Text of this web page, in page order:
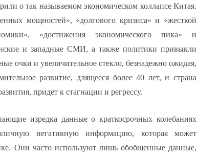
о так называемом экономическом коллапсе Китая.
мощностей», «долгового кризиса» и «жесткой
«достижения экономического пика» и
и западные СМИ, а также политики привыкли
очки и увеличительное стекло, безнадежно ожидая,
развитие, длящееся более 40 лет, и страна
придет к стагнации и регрессу.
изредка данные о краткосрочных колебаниях
негативную информацию, которая может
Они часто используют лишь обобщенные данные,